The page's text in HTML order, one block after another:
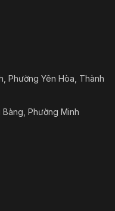
video khi có sự kiện,
báo động qua
minh, ghi vào thẻ
W (điện áp cao nhất: 6
Phường Yên Hòa, Thành
Phường Minh